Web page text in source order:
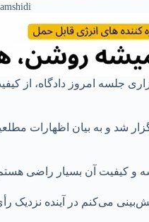
جلسه امروز دادگاه،
شد و به بیان اظهارات
و کیفیت آن بسیار راضی
می‌کنم در آینده